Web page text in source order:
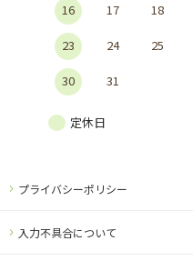
16 17 18
23 24 25
30 31
定休日
プライバシーポリシー
入力不具合について